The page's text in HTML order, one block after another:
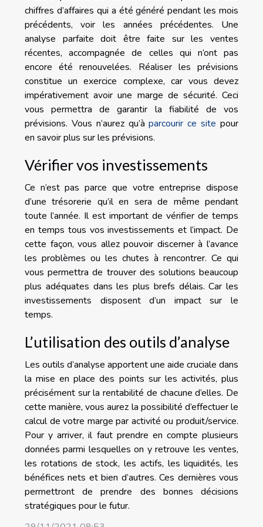
chiffres d’affaires qui a été généré pendant les mois
précédents, voir les années précédentes. Une
analyse parfaite doit être faite sur les ventes
récentes, accompagnée de celles qui n’ont pas
encore été renouvelées. Réaliser les prévisions
constitue un exercice complexe, car vous devez
impérativement avoir une marge de sécurité. Ceci
vous permettra de garantir la fiabilité de vos
prévisions. Vous n’aurez qu’àparcourir ce site pour
en savoir plus sur les prévisions.
Vérifier vos investissements
Ce n’est pas parce que votre entreprise dispose
d’une trésorerie qu’il en sera de même pendant
toute l’année. Il est important de vérifier de temps
en temps tous vos investissements et l’impact. De
cette façon, vous allez pouvoir discerner à l’avance
les problèmes ou les chutes à rencontrer. Ce qui
vous permettra de trouver des solutions beaucoup
plus adéquates dans les plus brefs délais. Car les
investissements disposent d’un impact sur le
temps.
L’utilisation des outils d’analyse
Les outils d’analyse apportent une aide cruciale dans
la mise en place des points sur les activités, plus
précisément sur la rentabilité de chacune d’elles. De
cette manière, vous aurez la possibilité d’effectuer le
calcul de votre marge par activité ou produit/service.
Pour y arriver, il faut prendre en compte plusieurs
données parmi lesquelles on y retrouve les ventes,
les rotations de stock, les actifs, les liquidités, les
bénéfices nets et bien d’autres. Ces dernières vous
permettront de prendre des bonnes décisions
stratégiques pour le futur.